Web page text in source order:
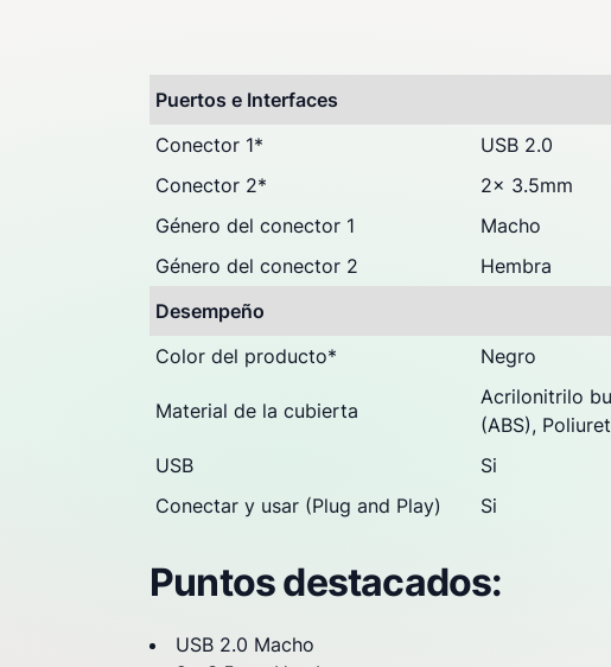
Puertos e Interfaces
Conector 1*
USB 2.0
Conector 2*
2x 3.5mm
Género del conector 1
Macho
Género del conector 2
Hembra
Desempeño
Color del producto* Negro
Material de la cubierta
Acrilonitrilo
(ABS),
USB
Si
Conectar y usar (Plug and Play)
Si
Puntos destacados:
USB 2.0 Macho
Preguntas & Dudas (0)
Opiniones